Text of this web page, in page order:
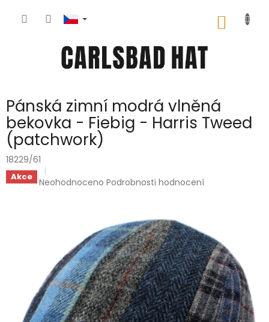
Pánská zimní modrá vlněná
bekovka - Fiebig - Harris Tweed
(patchwork)
18229/61
Akce Průměrné
hvězdiček.
Neohodnoceno Podrobnosti hodnocení